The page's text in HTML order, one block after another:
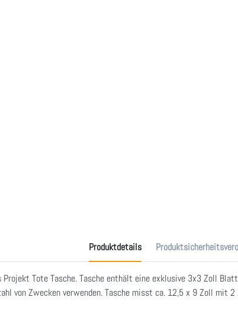
Produktdetails
Tote Tasche. Tasche enthält eine exklusive 3x3 Zoll
von Zwecken verwenden. Tasche misst ca. 12,5 x 9 Zoll mit